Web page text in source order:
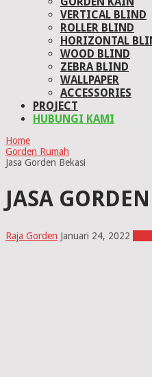
VERTICAL BLIND
ROLLER BLIND
HORIZONTAL
WOOD BLIND
ZEBRA BLIND
WALLPAPER
ACCESSORIES
PROJECT
HUBUNGI KAMI
Home
Gorden Rumah
Jasa Gorden Bekasi
JASA
Raja Gorden Januari 24, 2022